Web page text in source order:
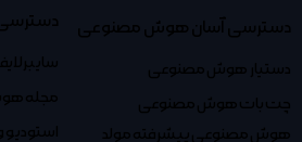
دسترسی آسان هوش مصنوعی
دستیار هوش مصنوعی
چت بات هوش مصنوعی
هوش مصنوعی پیشرفته مولد
دسترسی
مجله